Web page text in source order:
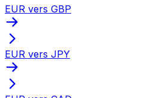
EUR vers GBP
EUR vers JPY